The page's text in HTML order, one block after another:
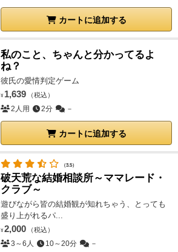
カートに追加する
私のこと、ちゃんと分かってるよ
ね？
彼氏の愛情判定ゲーム
¥ 1,639 （税込）
2人用 2分 －
カートに追加する
（3.5）
破天荒な結婚相談所～ママレード・
クラブ～
遊びながら皆の結婚観が知れちゃう、とっても
盛り上がれるパ...
¥ 2,000 （税込）
3～6人 10～20分 －